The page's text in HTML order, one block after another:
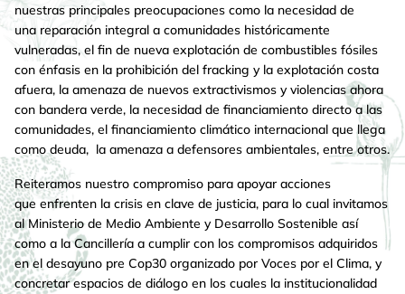
nuestras principales preocupaciones como la necesidad de
una reparación integral a comunidades históricamente
vulneradas, el fin de nueva explotación de combustibles fósiles
con énfasis en la prohibición del fracking y la explotación costa
afuera, la amenaza de nuevos extractivismos y violencias ahora
con bandera verde, la necesidad de financiamiento directo a las
comunidades, el financiamiento climático internacional que llega
como deuda, la amenaza a defensores ambientales, entre otros.
Reiteramos nuestro compromiso para apoyar acciones
que enfrenten la crisis en clave de justicia, para lo cual invitamos
al Ministerio de Medio Ambiente y Desarrollo Sostenible así
como a la Cancillería a cumplir con los compromisos adquiridos
en el desayuno pre Cop30 organizado por Voces por el Clima, y
concretar espacios de diálogo en los cuales la institucionalidad